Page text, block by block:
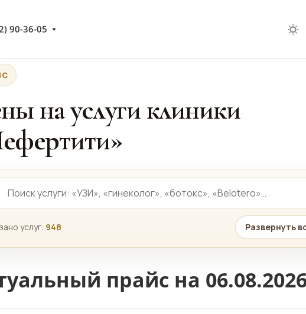
90-36-05
на услуги клиники
услуг: 948 Развернуть
прайс на